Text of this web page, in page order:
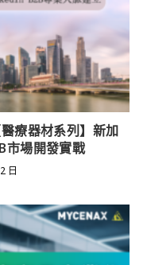
療器材系列】新加
市場開發實戰
日